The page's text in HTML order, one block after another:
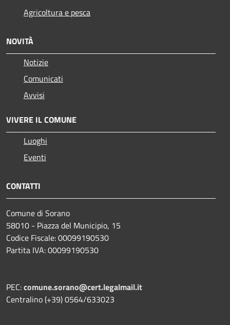
Agricoltura e pesca
NOVITÀ
Notizie
Comunicati
Avvisi
VIVERE IL COMUNE
Luoghi
Eventi
CONTATTI
Comune di Sorano
58010 - Piazza del Municipio, 15
Codice Fiscale: 00099190530
Partita IVA: 00099190530
PEC:comune.sorano@cert.legalmail.it
Centralino (+39) 0564/633023